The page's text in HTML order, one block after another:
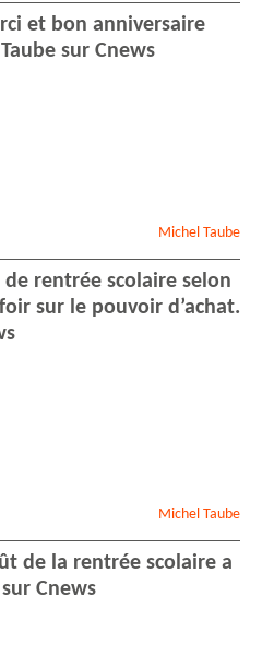
et bon anniversaire
sur Cnews
Michel Taube
de rentrée scolaire selon
sur le pouvoir d’achat.
Michel Taube
de la rentrée scolaire a
Cnews